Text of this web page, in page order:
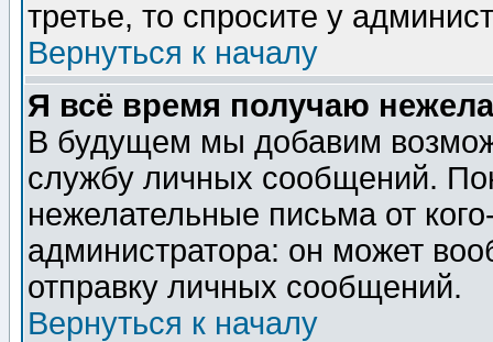
третье, то спросите у
Вернуться к началу
Я всё время получаю
В будущем мы добавим
службу личных сообщений.
нежелательные письма от
администратора: он может
отправку личных сообщений.
Вернуться к началу